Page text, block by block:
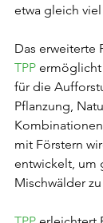
etwa gleich
Das erweiterte
TPP
für die
Pflanzung,
mit Förstern
entwickelt, um
Mischwälder